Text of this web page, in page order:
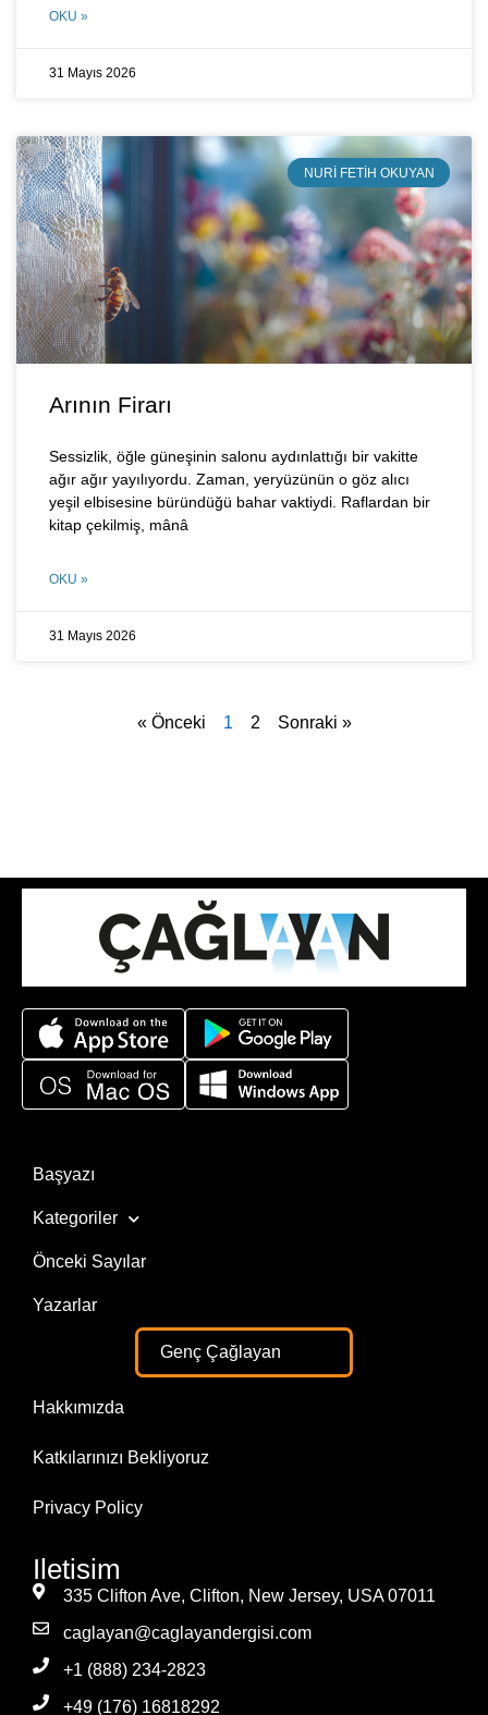
OKU »
31 Mayıs 2026
NURI FETIH OKUYAN
Arının Firarı
Sessizlik, öğle güneşinin salonu aydınlattığı bir vakitte
ağır ağır yayılıyordu. Zaman, yeryüzünün o göz alıcı
yeşil elbisesine büründüğü bahar vaktiydi. Raflardan bir
kitap çekilmiş, mânâ
OKU »
31 Mayıs 2026
« Önceki 1 2 Sonraki »
Başyazı
Kategoriler
Önceki Sayılar
Yazarlar
Genç Çağlayan
Hakkımızda
Katkılarınızı Bekliyoruz
Privacy Policy
Iletisim
335 Clifton Ave, Clifton, New Jersey, USA 07011
caglayan@caglayandergisi.com
+1 (888) 234-2823
+49 (176) 16818292